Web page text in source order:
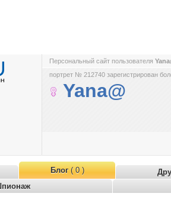
Персональный сайт пользователя
портрет № 212740 зарегистрирован
Yana@
Блог( 0 )